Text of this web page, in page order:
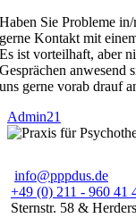
Haben Sie Probleme
gerne Kontakt mit
Es ist vorteilhaft, aber
Gesprächen anwesend
uns gerne vorab drauf
Admin21
info@pppdus.de
+49 (0) 211 - 960 41
Sternstr. 58 &